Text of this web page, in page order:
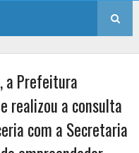
a Prefeitura
realizou a consulta
com a Secretaria